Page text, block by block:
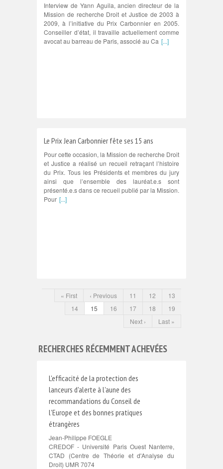
Interview de Yann Aguila, ancien directeur de la
Mission de recherche Droit et Justice de 2003 à
2009, à l’initiative du Prix Carbonnier en 2005.
Conseiller d’état, il travaille actuellement comme
avocat au barreau de Paris, associé au Ca [...]
Le Prix Jean Carbonnier fête ses 15 ans
Pour cette occasion, la Mission de recherche Droit
et Justice a réalisé un recueil retraçant l’histoire
du Prix. Tous les Présidents et membres du jury
ainsi que l’ensemble des lauréat.e.s sont
présenté.e.s dans ce recueil publié par la Mission.
Pour [...]
« First ‹ Previous 11 12
13
14
15 16 17 18
19
Next ›
Last »
RECHERCHES RÉCEMMENT ACHEVÉES
L'efficacité de la protection des
lanceurs d'alerte à l'aune des
recommandations du Conseil de
l'Europe et des bonnes pratiques
étrangères
Jean-Philippe FOEGLE
CREDOF - Université Paris Ouest Nanterre,
CTAD (Centre de Théorie et d'Analyse du
Droit) UMR 7074